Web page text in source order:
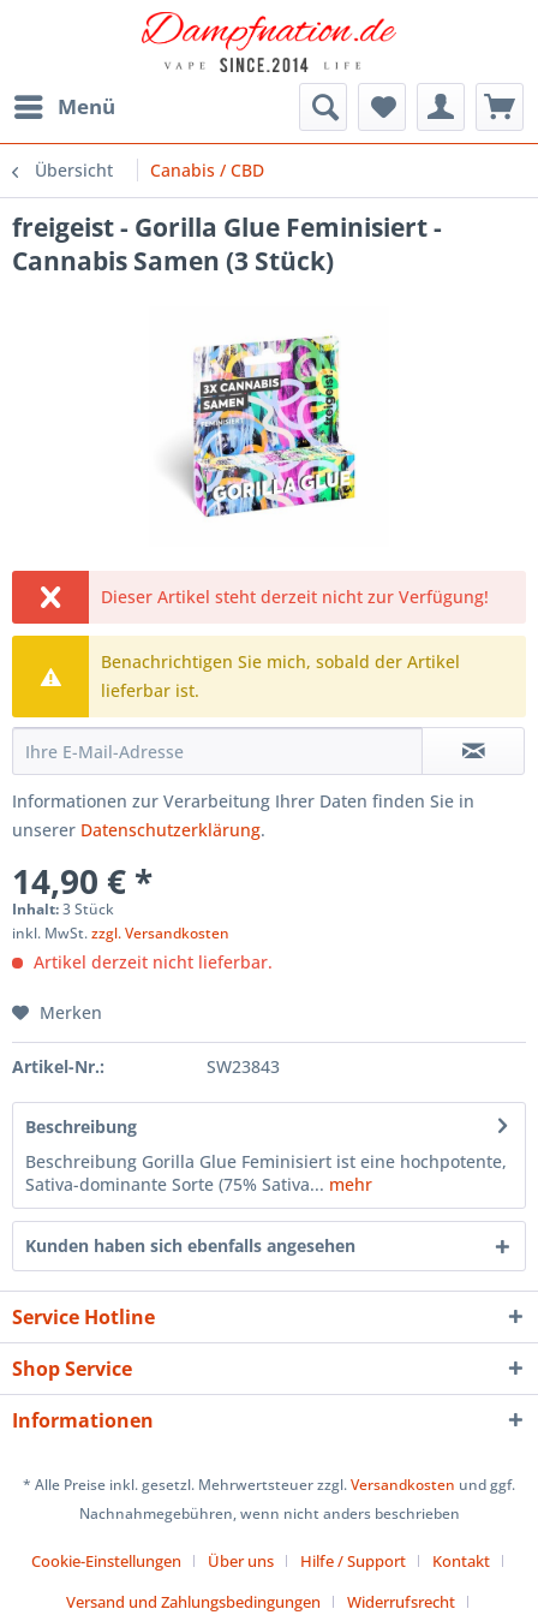
Menü
Übersicht Canabis / CBD
freigeist - Gorilla Glue Feminisiert -
Cannabis Samen (3 Stück)
Dieser Artikel steht derzeit nicht zur Verfügung!
Benachrichtigen Sie mich, sobald der Artikel
lieferbar ist.
Informationen zur Verarbeitung Ihrer Daten finden Sie in
unserer Datenschutzerklärung.
14,90 € *
Inhalt:3 Stück
inkl. MwSt.zzgl. Versandkosten
Artikel derzeit nicht lieferbar.
Merken
Artikel-Nr.: SW23843
Beschreibung
Beschreibung Gorilla Glue Feminisiert ist eine hochpotente,
Sativa-dominante Sorte (75% Sativa... mehr
Kunden haben sich ebenfalls angesehen
Service Hotline
Shop Service
Informationen
* Alle Preise inkl. gesetzl. Mehrwertsteuer zzgl.Versandkosten und ggf.
Nachnahmegebühren, wenn nicht anders beschrieben
Cookie-Einstellungen Über uns Hilfe / Support
Kontakt
Versand und Zahlungsbedingungen
Widerrufsrecht